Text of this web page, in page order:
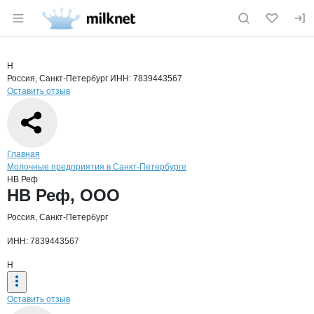
Раздел навигации по сайту milknet.ru
Страница компании
Страница компании
Краткая информация о компании
Н
Россия, Санкт-Петербург ИНН: 7839443567
Оставить отзыв
Навигация по сайту
Главная
Молочные предприятия в Санкт-Петербурге
НВ Реф
Основная информация о компании
НВ Реф, ООО
Россия, Санкт-Петербург
ИНН: 7839443567
Н
Оставить отзыв